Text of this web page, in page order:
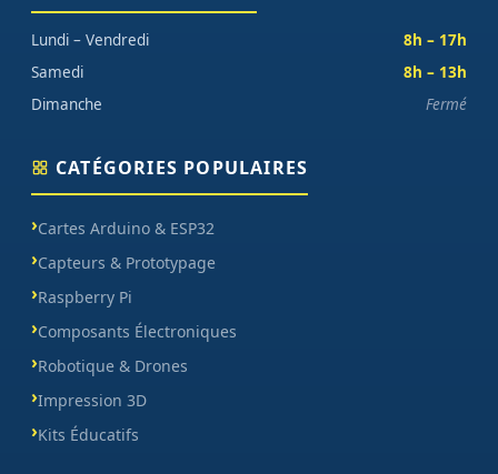
Lundi – Vendredi
8h – 17h
Samedi
8h – 13h
Dimanche
Fermé
CATÉGORIES POPULAIRES
Cartes Arduino & ESP32
Capteurs & Prototypage
Raspberry Pi
Composants Électroniques
Robotique & Drones
Impression 3D
Kits Éducatifs